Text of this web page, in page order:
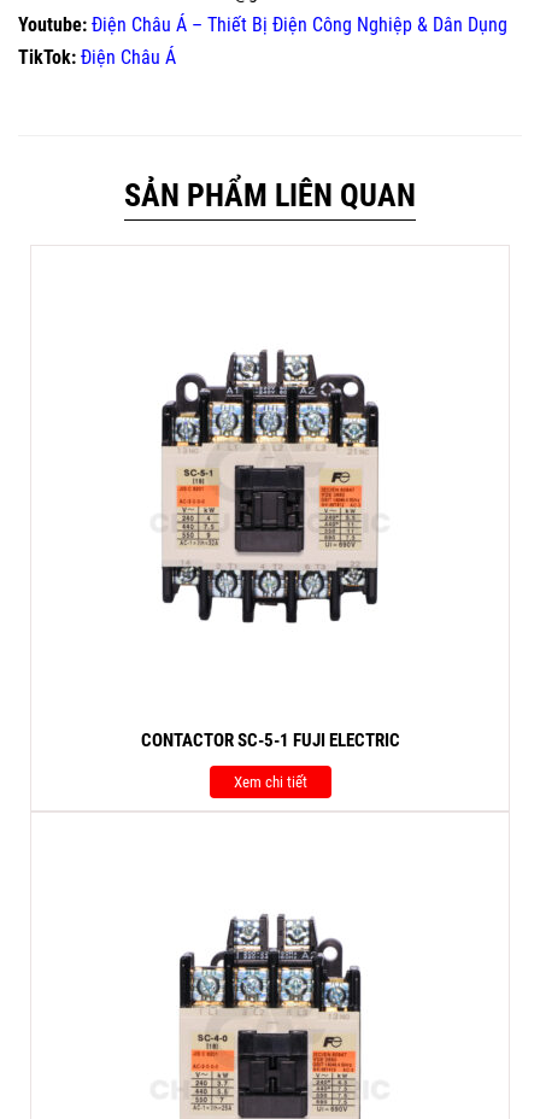
Youtube: Điện Châu Á – Thiết Bị Điện Công Nghiệp & Dân Dụng
TikTok: Điện Châu Á
SẢN PHẨM LIÊN QUAN
CONTACTOR SC-5-1 FUJI ELECTRIC
Xem chi tiết